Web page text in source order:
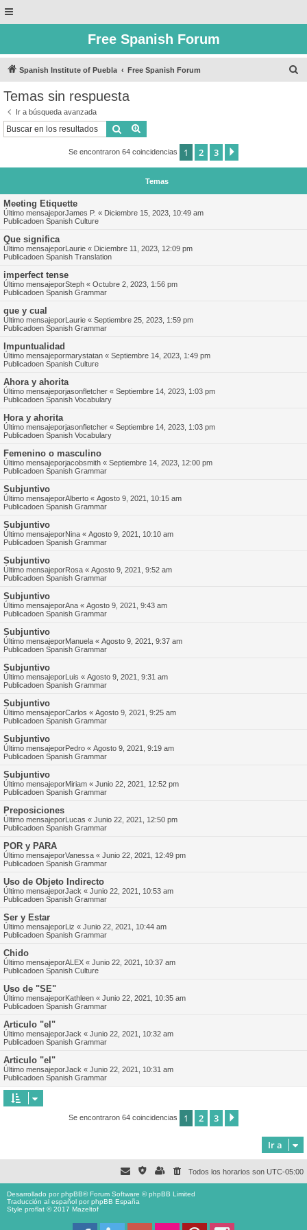
Free Spanish Forum
Spanish Institute of Puebla Free Spanish Forum
Temas sin respuesta
Ir a búsqueda avanzada
Buscar
Se encontraron 64 coincidencias 1 2 3
Temas
Meeting Etiquette
Último mensajeporJames P. « Diciembre 15, 2023, 10:49 am
Publicadoen Spanish Culture
Que significa
Último mensajeporLaurie « Diciembre 11, 2023, 12:09 pm
Publicadoen Spanish Translation
imperfect tense
Último mensajeporSteph « Octubre 2, 2023, 1:56 pm
Publicadoen Spanish Grammar
que y cual
Último mensajeporLaurie « Septiembre 25, 2023, 1:59 pm
Publicadoen Spanish Grammar
Impuntualidad
Último mensajepormarystatan « Septiembre 14, 2023, 1:49 pm
Publicadoen Spanish Culture
Ahora y ahorita
Último mensajeporjasonfletcher « Septiembre 14, 2023, 1:03 pm
Publicadoen Spanish Vocabulary
Hora y ahorita
Último mensajeporjasonfletcher « Septiembre 14, 2023, 1:03 pm
Publicadoen Spanish Vocabulary
Femenino o masculino
Último mensajeporjacobsmith « Septiembre 14, 2023, 12:00 pm
Publicadoen Spanish Grammar
Subjuntivo
Último mensajeporAlberto « Agosto 9, 2021, 10:15 am
Publicadoen Spanish Grammar
Subjuntivo
Último mensajeporNina « Agosto 9, 2021, 10:10 am
Publicadoen Spanish Grammar
Subjuntivo
Último mensajeporRosa « Agosto 9, 2021, 9:52 am
Publicadoen Spanish Grammar
Subjuntivo
Último mensajeporAna « Agosto 9, 2021, 9:43 am
Publicadoen Spanish Grammar
Subjuntivo
Último mensajeporManuela « Agosto 9, 2021, 9:37 am
Publicadoen Spanish Grammar
Subjuntivo
Último mensajeporLuis « Agosto 9, 2021, 9:31 am
Publicadoen Spanish Grammar
Subjuntivo
Último mensajeporCarlos « Agosto 9, 2021, 9:25 am
Publicadoen Spanish Grammar
Subjuntivo
Último mensajeporPedro « Agosto 9, 2021, 9:19 am
Publicadoen Spanish Grammar
Subjuntivo
Último mensajeporMiriam « Junio 22, 2021, 12:52 pm
Publicadoen Spanish Grammar
Preposiciones
Último mensajeporLucas « Junio 22, 2021, 12:50 pm
Publicadoen Spanish Grammar
POR y PARA
Último mensajeporVanessa « Junio 22, 2021, 12:49 pm
Publicadoen Spanish Grammar
Uso de Objeto Indirecto
Último mensajeporJack « Junio 22, 2021, 10:53 am
Publicadoen Spanish Grammar
Ser y Estar
Último mensajeporLiz « Junio 22, 2021, 10:44 am
Publicadoen Spanish Grammar
Chido
Último mensajeporALEX « Junio 22, 2021, 10:37 am
Publicadoen Spanish Culture
Uso de "SE"
Último mensajeporKathleen « Junio 22, 2021, 10:35 am
Publicadoen Spanish Grammar
Articulo "el"
Último mensajeporJack « Junio 22, 2021, 10:32 am
Publicadoen Spanish Grammar
Articulo "el"
Último mensajeporJack « Junio 22, 2021, 10:31 am
Publicadoen Spanish Grammar
Se encontraron 64 coincidencias 1 2 3
Ir a
Todos los horarios son UTC-05:00
Desarrollado porphpBB® Forum Software © phpBB Limited
Traducción al español porphpBB España
Style proflat © 2017 Mazeltof